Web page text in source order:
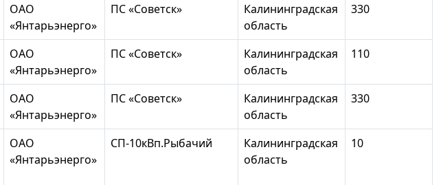
ОАО
«Янтарьэнерго»
ПС «Советск»
Калининградская
область
330
ОАО
«Янтарьэнерго»
ПС «Советск»
Калининградская
область
110
ОАО
«Янтарьэнерго»
ПС «Советск»
Калининградская
область
330
ОАО
«Янтарьэнерго»
СП-10кВп.Рыбачий
Калининградская
область
10